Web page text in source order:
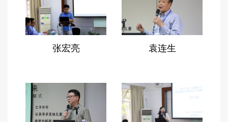
侯海波，中国社科院 寄宿与留守对农村儿童卷入
校园欺凌的影响
宋映泉，北京大学 谁是最弱势的农村儿童？——
回流对农村留守儿童的影响
王晓兵，北京大学 Migration, Schooling Choice
and Student Outcomes in China
刘玉照，上海大学 制度衔接、结构转型与流动子
张宏亮 袁连生